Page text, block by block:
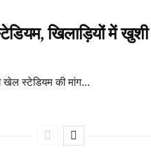
खिलाड़ियों में
खेल स्टेडियम की मांग...